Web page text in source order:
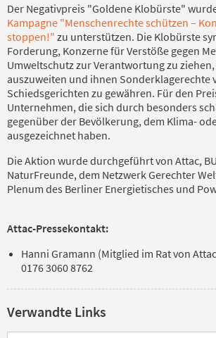
Der Negativpreis "Goldene Klobürste"
Kampagne "Menschenrechte schützen –
stoppen!" zu unterstützen. Die Klobürste
Forderung, Konzerne für Verstöße gegen
Umweltschutz zur Verantwortung zu
auszuweiten und ihnen Sonderklagerechte
Schiedsgerichten zu gewähren. Für den
Unternehmen, die sich durch besonders
gegenüber der Bevölkerung, dem Klima-
ausgezeichnet haben.
Die Aktion wurde durchgeführt von Attac,
NaturFreunde, dem Netzwerk Gerechter
Plenum des Berliner Energietisches und
Attac-Pressekontakt:
Hanni Gramann (Mitglied im Rat von
0176 3060 8762
Verwandte Links